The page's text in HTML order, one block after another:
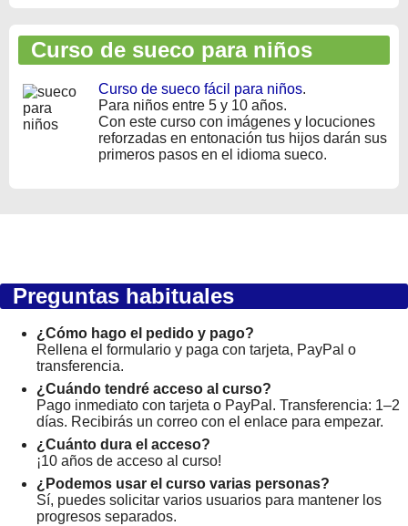
Curso de sueco para niños
Curso de sueco fácil para niños.
Para niños entre 5 y 10 años.
Con este curso con imágenes y locuciones
reforzadas en entonación tus hijos darán sus
primeros pasos en el idioma sueco.
Preguntas habituales
¿Cómo hago el pedido y pago?
Rellena el formulario y paga con tarjeta, PayPal o
transferencia.
¿Cuándo tendré acceso al curso?
Pago inmediato con tarjeta o PayPal. Transferencia: 1–2
días. Recibirás un correo con el enlace para empezar.
¿Cuánto dura el acceso?
¡10 años de acceso al curso!
¿Podemos usar el curso varias personas?
Sí, puedes solicitar varios usuarios para mantener los
progresos separados.